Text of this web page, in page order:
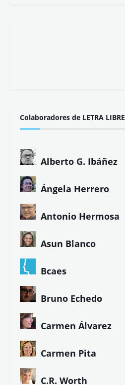
Colaboradores de LETRA LIBRE
Alberto G. Ibáñez
Ángela Herrero
Antonio Hermosa
Asun Blanco
Bcaes
Bruno Echedo
Carmen Álvarez
Carmen Pita
C.R. Worth